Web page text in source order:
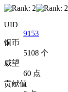
UID
9153
铜币
5108 个
威望
60 点
贡献值